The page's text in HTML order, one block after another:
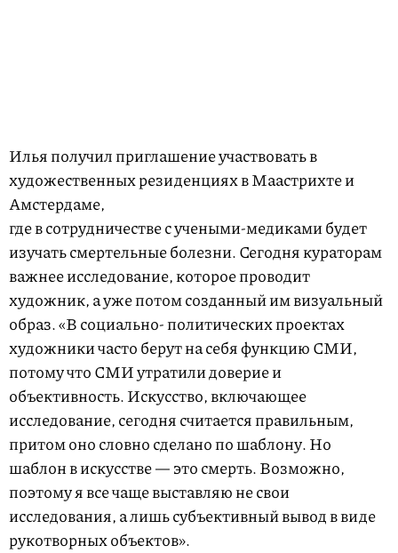
Илья получил приглашение участвовать в
художественных резиденциях в Маастрихте и
Амстердаме,
где в сотрудничестве с учеными-медиками будет
изучать смертельные болезни. Сегодня кураторам
важнее исследование, которое проводит
художник, а уже потом созданный им визуальный
образ. «В социально- политических проектах
художники часто берут на себя функцию СМИ,
потому что СМИ утратили доверие и
объективность. Искусство, включающее
исследование, сегодня считается правильным,
притом оно словно сделано по шаблону. Но
шаблон в искусстве — это смерть. Возможно,
поэтому я все чаще выставляю не свои
исследования, а лишь субъективный вывод в виде
рукотворных объектов».